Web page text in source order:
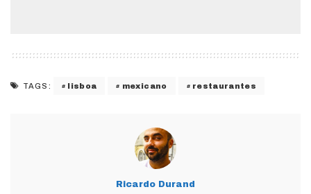
TAGS: lisboa mexicano restaurantes
Ricardo Durand